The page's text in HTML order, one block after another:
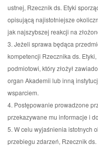
ustnej, Rzecznik ds. Etyki
opisującą najistotniejsze
jak najszybszej reakcji na
3. Jeżeli sprawa będąca
kompetencji Rzecznika ds.
podmiotowi, który złożył
organ Akademii lub inną
wsparciem.
4. Postępowanie prowadzone
przekazywane mu informacje i
5. W celu wyjaśnienia istotnych
przebiegu zdarzeń, Rzecznik